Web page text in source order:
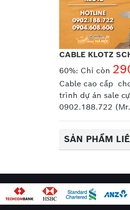
CABLE KLOTZ
60%: Chỉ còn
Cable cao cấp
trình dự án sale
0902.188.722
SẢN PHẨM